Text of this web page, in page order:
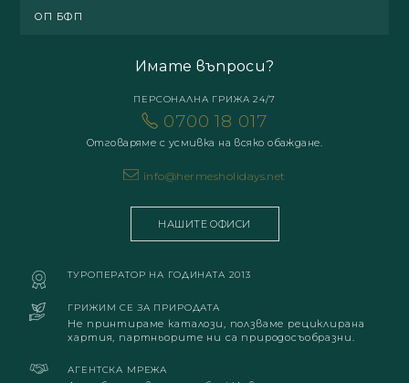
ОП БФП
Имате въпроси?
ПЕРСОНАЛНА ГРИЖА 24/7
0700 18 017
Отговаряме с усмивка на всяко обаждане.
info@hermesholidays.net
НАШИТЕ ОФИСИ
ТУРОПЕРАТОР НА ГОДИНАТА 2013
ГРИЖИМ СЕ ЗА ПРИРОДАТА
Не принтираме каталози, ползваме рециклирана
хартия, партньорите ни са природосъобразни.
АГЕНТСКА МРЕЖА